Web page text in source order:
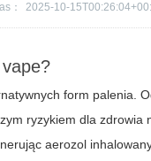
： 2025-10-
form palenia.
ryzykiem dla
aerozol